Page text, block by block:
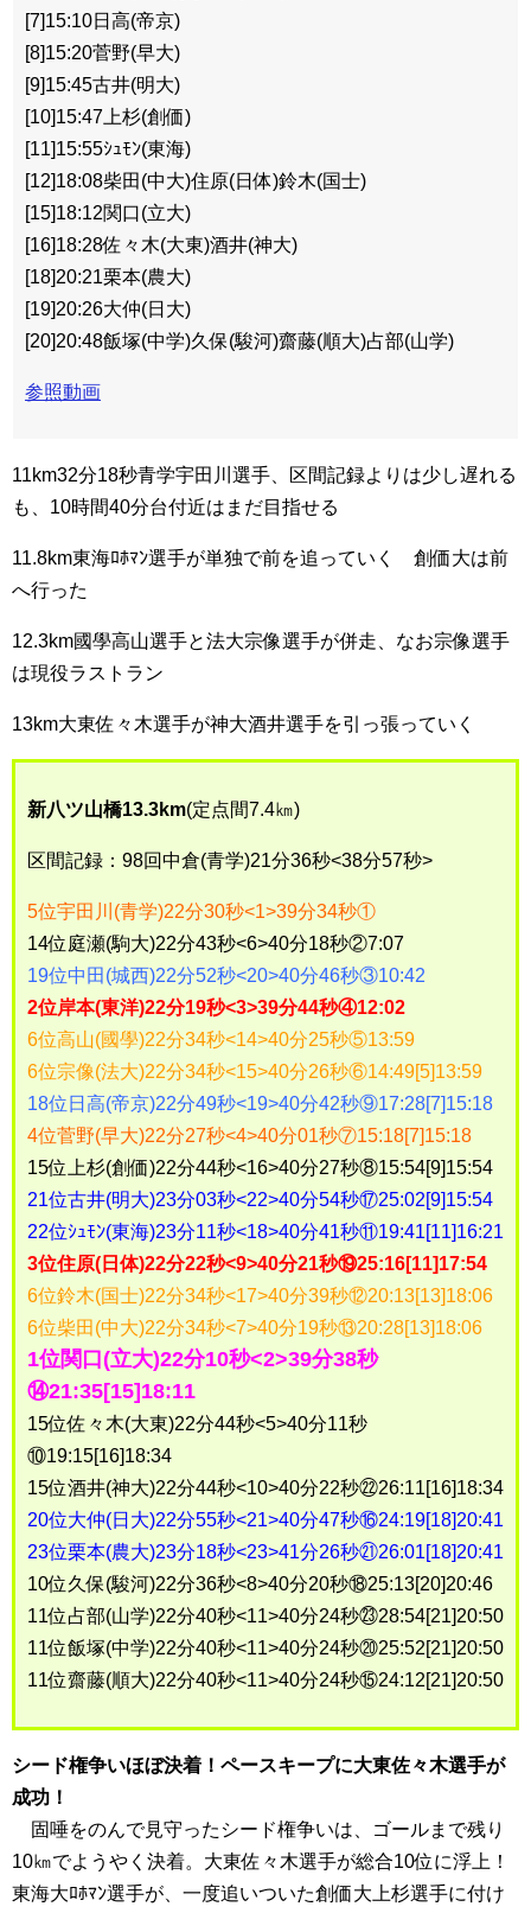
[7]15:10日高(帝京)
[8]15:20菅野(早大)
[9]15:45古井(明大)
[10]15:47上杉(創価)
[11]15:55ｼｭﾓﾝ(東海)
[12]18:08柴田(中大)住原(日体)鈴木(国士)
[15]18:12関口(立大)
[16]18:28佐々木(大東)酒井(神大)
[18]20:21栗本(農大)
[19]20:26大仲(日大)
[20]20:48飯塚(中学)久保(駿河)齋藤(順大)占部(山学)
参照動画
11km32分18秒青学宇田川選手、区間記録よりは少し遅れる
も、10時間40分台付近はまだ目指せる
11.8km東海ﾛﾎﾏﾝ選手が単独で前を追っていく 創価大は前
へ行った
12.3km國學高山選手と法大宗像選手が併走、なお宗像選手
は現役ラストラン
13km大東佐々木選手が神大酒井選手を引っ張っていく
新八ツ山橋13.3km(定点間7.4㎞)
区間記録：98回中倉(青学)21分36秒<38分57秒>
5位宇田川(青学)22分30秒<1>39分34秒①
14位庭瀬(駒大)22分43秒<6>40分18秒②7:07
19位中田(城西)22分52秒<20>40分46秒③10:42
2位岸本(東洋)22分19秒<3>39分44秒④12:02
6位高山(國學)22分34秒<14>40分25秒⑤13:59
6位宗像(法大)22分34秒<15>40分26秒⑥14:49[5]13:59
18位日高(帝京)22分49秒<19>40分42秒⑨17:28[7]15:18
4位菅野(早大)22分27秒<4>40分01秒⑦15:18[7]15:18
15位上杉(創価)22分44秒<16>40分27秒⑧15:54[9]15:54
21位古井(明大)23分03秒<22>40分54秒⑰25:02[9]15:54
22位ｼｭﾓﾝ(東海)23分11秒<18>40分41秒⑪19:41[11]16:21
3位住原(日体)22分22秒<9>40分21秒⑲25:16[11]17:54
6位鈴木(国士)22分34秒<17>40分39秒⑫20:13[13]18:06
6位柴田(中大)22分34秒<7>40分19秒⑬20:28[13]18:06
1位関口(立大)22分10秒<2>39分38秒
⑭21:35[15]18:11
15位佐々木(大東)22分44秒<5>40分11秒
⑩19:15[16]18:34
15位酒井(神大)22分44秒<10>40分22秒㉒26:11[16]18:34
20位大仲(日大)22分55秒<21>40分47秒⑯24:19[18]20:41
23位栗本(農大)23分18秒<23>41分26秒㉑26:01[18]20:41
10位久保(駿河)22分36秒<8>40分20秒⑱25:13[20]20:46
11位占部(山学)22分40秒<11>40分24秒㉓28:54[21]20:50
11位飯塚(中学)22分40秒<11>40分24秒⑳25:52[21]20:50
11位齋藤(順大)22分40秒<11>40分24秒⑮24:12[21]20:50
シード権争いほぼ決着！ペースキープに大東佐々木選手が
成功！
固唾をのんで見守ったシード権争いは、ゴールまで残り
10㎞でようやく決着。大東佐々木選手が総合10位に浮上！
東海大ﾛﾎﾏﾝ選手が、一度追いついた創価大上杉選手に付け